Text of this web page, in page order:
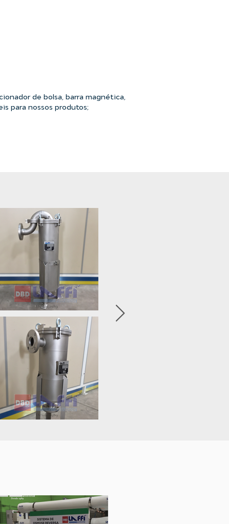
de bolsa, barra magnética,
para nossos produtos;